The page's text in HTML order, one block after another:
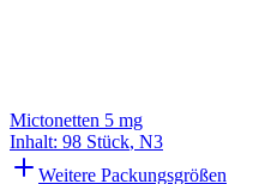
Mictonetten 5 mg
Inhalt: 98 Stück, N3
Weitere Packungsgrößen